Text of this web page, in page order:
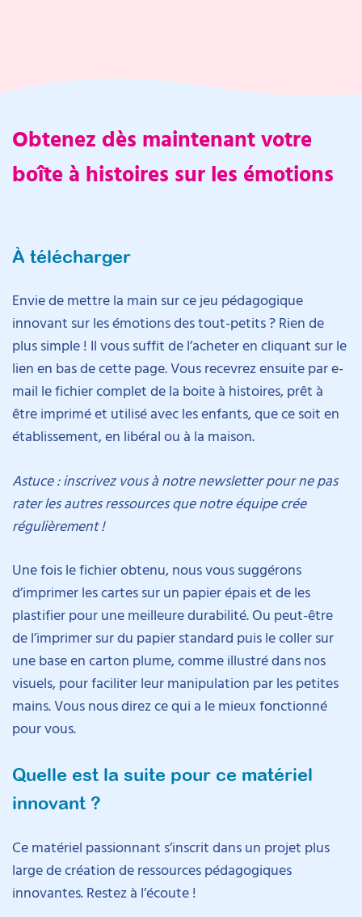
Obtenez dès maintenant votre
boîte à histoires sur les émotions
À télécharger
Envie de mettre la main sur ce jeu pédagogique
innovant sur les émotions des tout-petits ? Rien de
plus simple ! Il vous suffit de l’acheter en cliquant sur le
lien en bas de cette page. Vous recevrez ensuite par e-
mail le fichier complet de la boite à histoires, prêt à
être imprimé et utilisé avec les enfants, que ce soit en
établissement, en libéral ou à la maison.
Astuce : inscrivez vous à notre newsletter pour ne pas
rater les autres ressources que notre équipe crée
régulièrement !
Une fois le fichier obtenu, nous vous suggérons
d’imprimer les cartes sur un papier épais et de les
plastifier pour une meilleure durabilité. Ou peut-être
de l’imprimer sur du papier standard puis le coller sur
une base en carton plume, comme illustré dans nos
visuels, pour faciliter leur manipulation par les petites
mains. Vous nous direz ce qui a le mieux fonctionné
pour vous.
Quelle est la suite pour ce matériel
innovant ?
Ce matériel passionnant s’inscrit dans un projet plus
large de création de ressources pédagogiques
innovantes. Restez à l’écoute !